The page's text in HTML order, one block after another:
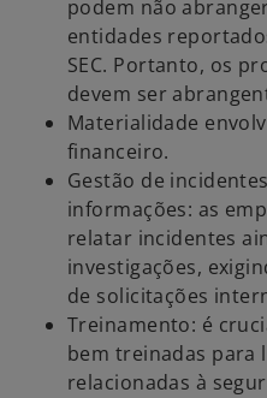
podem não
entidades
SEC. Portanto, os
devem ser
Materialidade
financeiro.
Gestão de
informações: as
relatar incidentes
investigações,
de solicitações
Treinamento: é
bem treinadas para
relacionadas à